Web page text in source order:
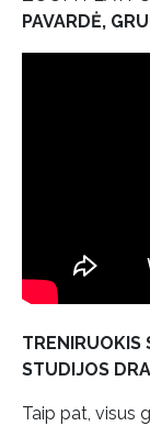
PAVARDĖ,
TRENIRUOKIS
STUDIJOS
Taip pat, visus